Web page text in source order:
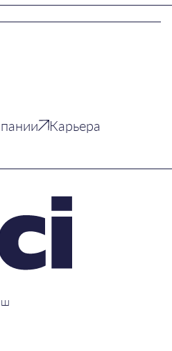
Карьера